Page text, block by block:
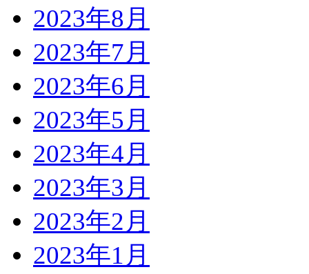
2023年8月
2023年7月
2023年6月
2023年5月
2023年4月
2023年3月
2023年2月
2023年1月